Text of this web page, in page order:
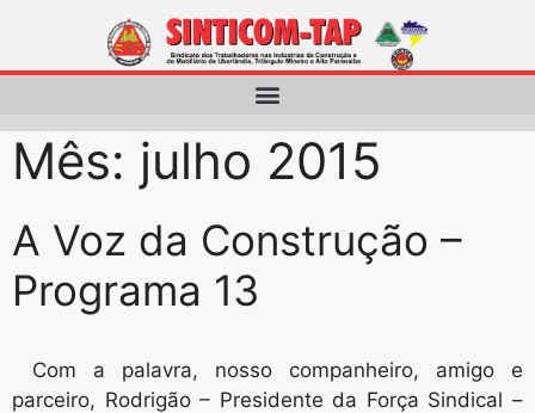
Mês: julho 2015
A Voz da Construção –
Programa 13
Com a palavra, nosso companheiro, amigo e
parceiro, Rodrigão – Presidente da Força Sindical –